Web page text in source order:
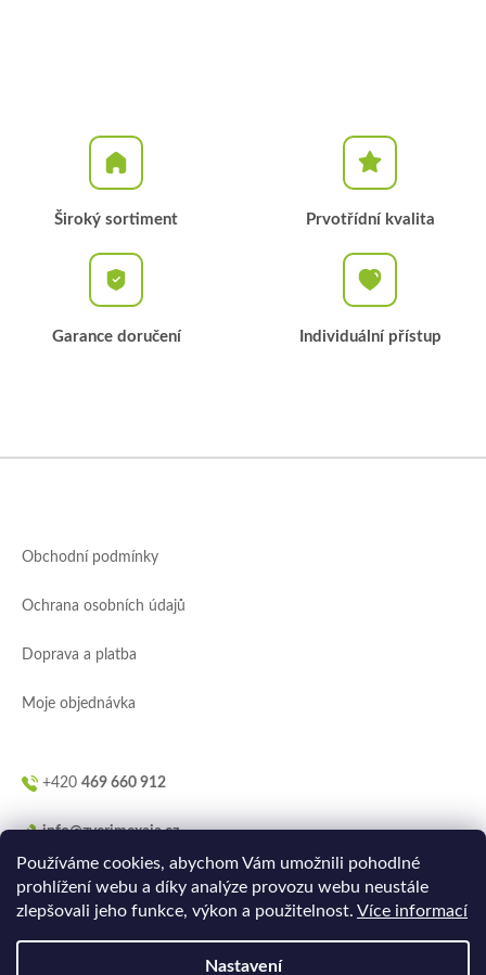
Používáme cookies, abychom Vám umožnili pohodlné
prohlížení webu a díky analýze provozu webu neustále
zlepšovali jeho funkce, výkon a použitelnost. Více informací
Nastavení
Široký sortiment Prvotřídní kvalita
Garance doručení Individuální přístup
Obchodní podmínky
Ochrana osobních údajů
Doprava a platba
Moje objednávka
+420 469 660 912
info@zverimexaja.cz